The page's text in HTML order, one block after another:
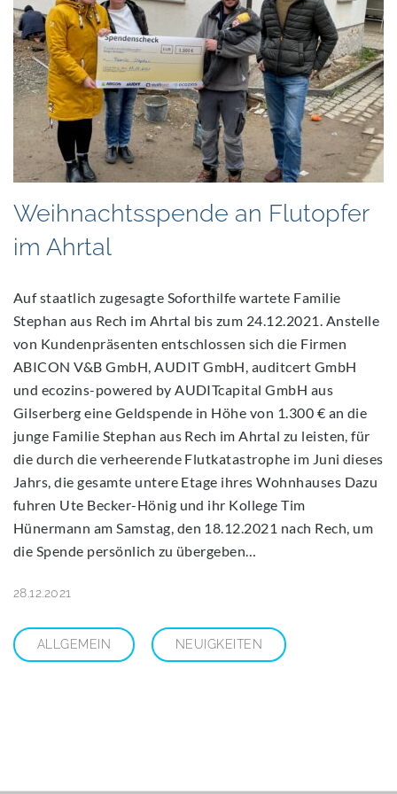
2021
Weihnachtsspende an Flutopfer
im Ahrtal
Auf staatlich zugesagte Soforthilfe wartete Familie
Stephan aus Rech im Ahrtal bis zum 24.12.2021. Anstelle
von Kundenpräsenten entschlossen sich die Firmen
ABICON V&B GmbH, AUDIT GmbH, auditcert GmbH
und ecozins-powered by AUDITcapital GmbH aus
Gilserberg eine Geldspende in Höhe von 1.300 € an die
junge Familie Stephan aus Rech im Ahrtal zu leisten, für
die durch die verheerende Flutkatastrophe im Juni dieses
Jahrs, die gesamte untere Etage ihres Wohnhauses Dazu
fuhren Ute Becker-Hönig und ihr Kollege Tim
Hünermann am Samstag, den 18.12.2021 nach Rech, um
die Spende persönlich zu übergeben…
28.12.2021
ALLGEMEIN NEUIGKEITEN